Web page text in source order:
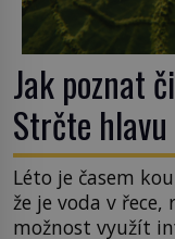
Jak poznat
Strčte
Léto je časem
že je voda v
možnost využít